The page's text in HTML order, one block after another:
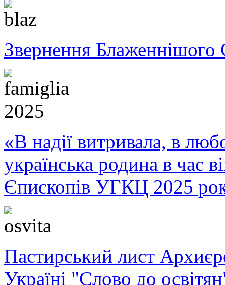
Звернення Блаженнішого
«В надії витривала, в
українська родина в час
Єпископів УГКЦ 2025
Пастирський лист
Україні "Слово до